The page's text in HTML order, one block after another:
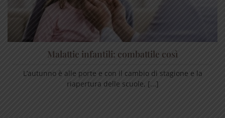
Malattie infantili: combattile così
L’autunno è alle porte e con il cambio di stagione e la
riapertura delle scuole, [...]